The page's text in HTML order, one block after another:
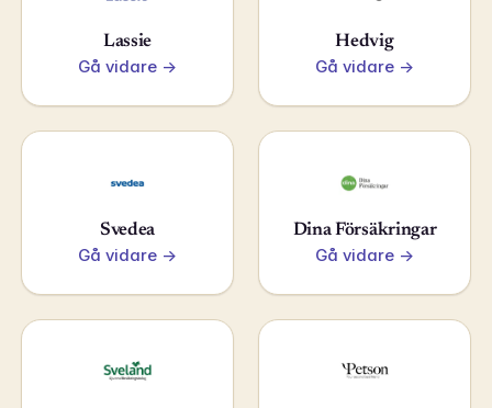
Lassie
Gå vidare →
Hedvig
Gå vidare →
Svedea
Gå vidare →
Dina Försäkringar
Gå vidare →